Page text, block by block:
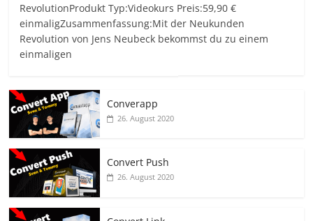
RevolutionProdukt Typ:Videokurs Preis:59,90 €
einmaligZusammenfassung:Mit der Neukunden
Revolution von Jens Neubeck bekommst du zu einem
einmaligen
Converapp
26. August 2020
Convert Push
26. August 2020